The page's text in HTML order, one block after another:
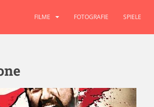
FILME FOTOGRAFIE SPIELE